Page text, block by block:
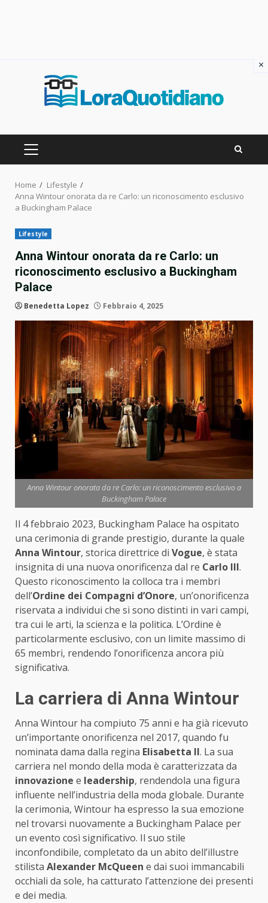
PRIMARY
Home
Lifestyle
Anna Wintour onorata da re Carlo: un riconoscimento esclusivo
a Buckingham Palace
Lifestyle
Anna Wintour onorata da re Carlo: un
riconoscimento esclusivo a Buckingham
Palace
Benedetta Lopez Febbraio 4, 2025
Anna Wintour onorata da re Carlo: un riconoscimento esclusivo a
Buckingham Palace
Il 4 febbraio 2023, Buckingham Palace ha ospitato
una cerimonia di grande prestigio, durante la quale
Anna Wintour, storica direttrice di Vogue, è stata
insignita di una nuova onorificenza dal re Carlo III.
Questo riconoscimento la colloca tra i membri
dell’Ordine dei Compagni d’Onore, un’onorificenza
riservata a individui che si sono distinti in vari campi,
tra cui le arti, la scienza e la politica. L’Ordine è
particolarmente esclusivo, con un limite massimo di
65 membri, rendendo l’onorificenza ancora più
significativa.
La carriera di Anna Wintour
Anna Wintour ha compiuto 75 anni e ha già ricevuto
un’importante onorificenza nel 2017, quando fu
nominata dama dalla regina Elisabetta II. La sua
carriera nel mondo della moda è caratterizzata da
innovazione e leadership, rendendola una figura
influente nell’industria della moda globale. Durante
la cerimonia, Wintour ha espresso la sua emozione
nel trovarsi nuovamente a Buckingham Palace per
un evento così significativo. Il suo stile
inconfondibile, completato da un abito dell’illustre
stilista Alexander McQueen e dai suoi immancabili
occhiali da sole, ha catturato l’attenzione dei presenti
e dei media.
×